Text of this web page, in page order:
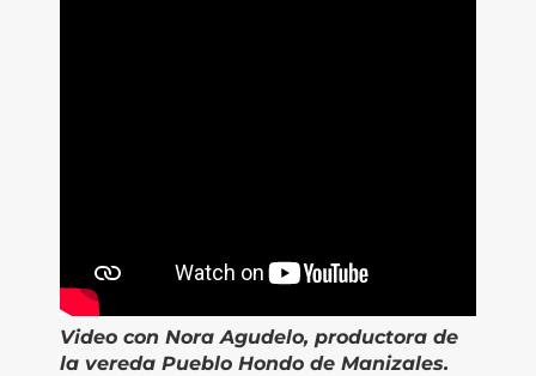
Video con Nora Agudelo, productora de
la vereda Pueblo Hondo de Manizales.